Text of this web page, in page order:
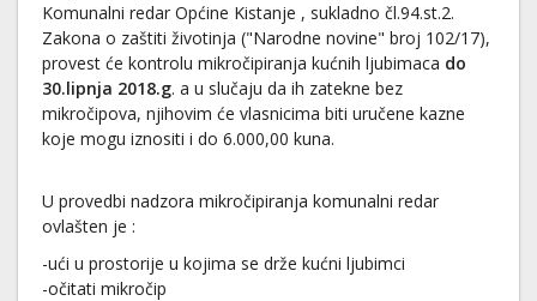
Komunalni redar Općine Kistanje , sukladno čl.94.st.2.
Zakona o zaštiti životinja ("Narodne novine" broj 102/17),
provest će kontrolu mikročipiranja kućnih ljubimaca do
30.lipnja 2018.g. a u slučaju da ih zatekne bez
mikročipova, njihovim će vlasnicima biti uručene kazne
koje mogu iznositi i do 6.000,00 kuna.
U provedbi nadzora mikročipiranja komunalni redar
ovlašten je :
-ući u prostorije u kojima se drže kućni ljubimci
-očitati mikročip